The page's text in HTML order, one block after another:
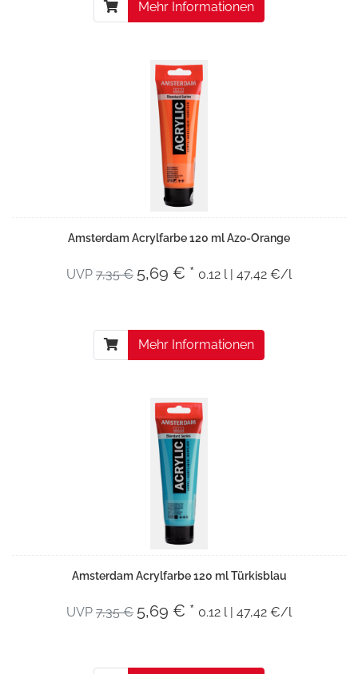
Mehr Informationen
Amsterdam Acrylfarbe 120 ml Azo-Orange
UVP 7,35 € 5,69 € * 0.12 l | 47,42 €/l
Mehr Informationen
Amsterdam Acrylfarbe 120 ml Türkisblau
UVP 7,35 € 5,69 € * 0.12 l | 47,42 €/l